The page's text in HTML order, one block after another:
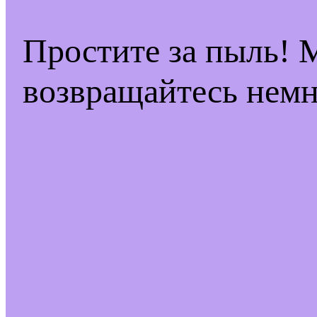
Простите за пыль!
возвращайтесь